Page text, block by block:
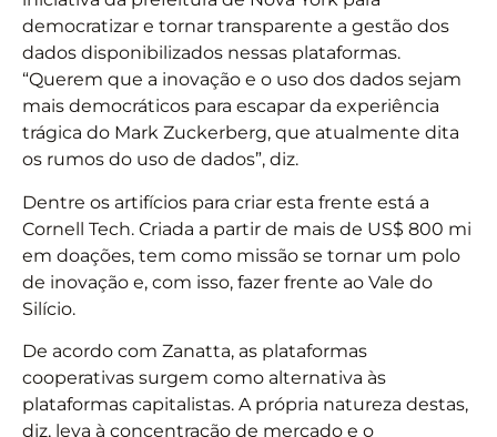
democratizar e tornar transparente a gestão dos
dados disponibilizados nessas plataformas.
“Querem que a inovação e o uso dos dados sejam
mais democráticos para escapar da experiência
trágica do Mark Zuckerberg, que atualmente dita
os rumos do uso de dados”, diz.
Dentre os artifícios para criar esta frente está a
Cornell Tech. Criada a partir de mais de US$ 800 mi
em doações, tem como missão se tornar um polo
de inovação e, com isso, fazer frente ao Vale do
Silício.
De acordo com Zanatta, as plataformas
cooperativas surgem como alternativa às
plataformas capitalistas. A própria natureza destas,
diz, leva à concentração de mercado e o